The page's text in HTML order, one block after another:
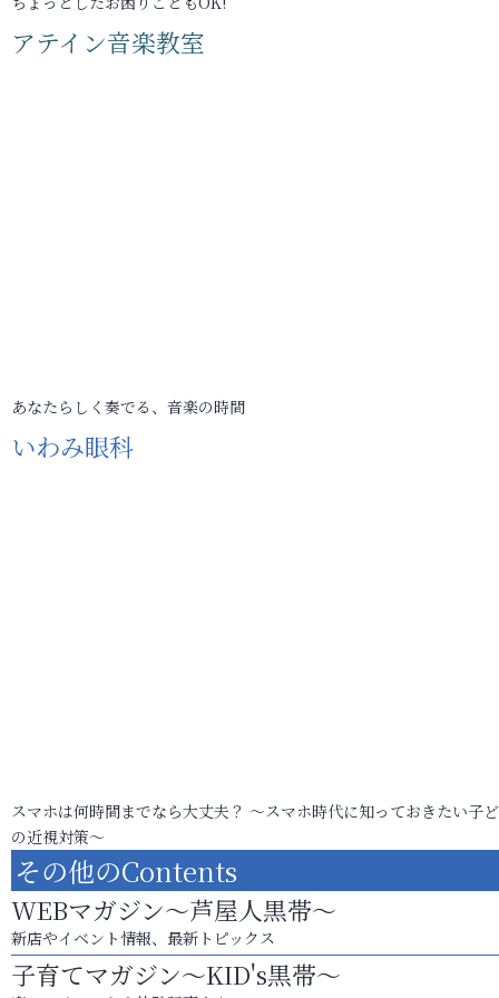
アテイン音楽教室
あなたらしく奏でる、音楽の時間
いわみ眼科
スマホは何時間までなら大丈夫？ ～スマホ時代に知っておきたい子
の近視対策～
その他のContents
WEBマガジン～芦屋人黒帯～
新店やイベント情報、最新トピックス
子育てマガジン～KID's黒帯～